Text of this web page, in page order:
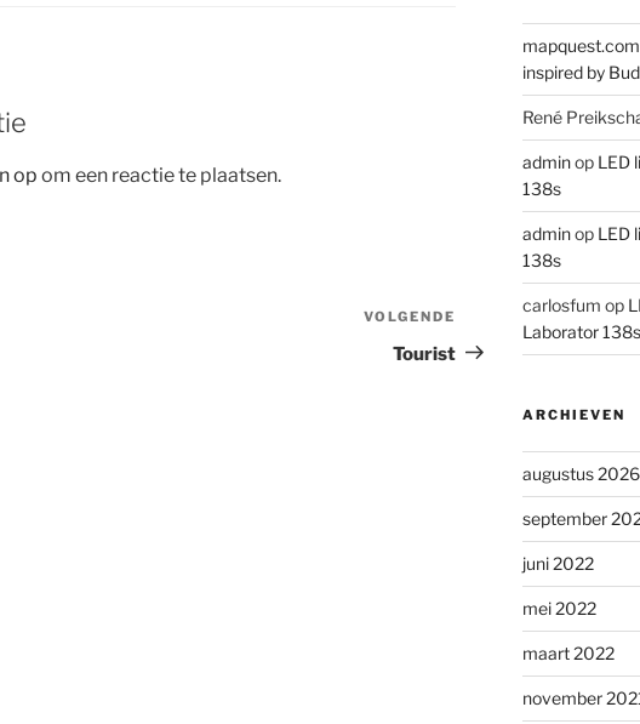
op om een reactie te plaatsen.
Volgend
bericht
VOLGENDE
Tourist
mapquest.com
inspired by
René
adminop LED
138s
adminop LED
138s
carlosfum op
Laborator 138s
ARCHIEVEN
augustus 2026
september
juni 2022
mei 2022
maart 2022
november